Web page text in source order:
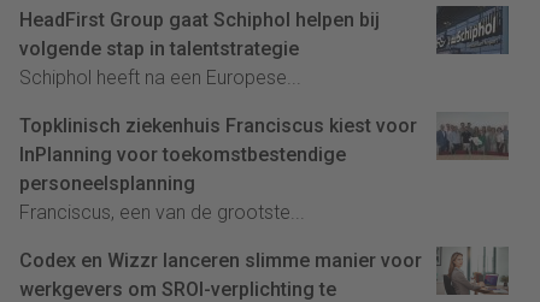
HeadFirst Group gaat Schiphol helpen bij
volgende stap in talentstrategie
Schiphol heeft na een Europese...
Topklinisch ziekenhuis Franciscus kiest voor
InPlanning voor toekomstbestendige
personeelsplanning
Franciscus, een van de grootste...
Codex en Wizzr lanceren slimme manier voor
werkgevers om SROI-verplichting te